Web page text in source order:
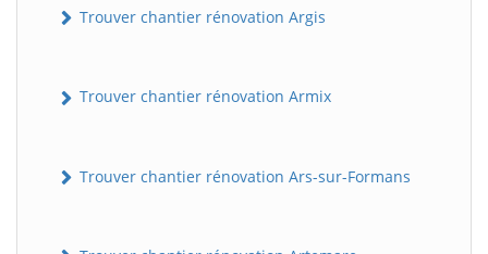
Trouver chantier rénovation Argis
Trouver chantier rénovation Armix
Trouver chantier rénovation Ars-sur-Formans